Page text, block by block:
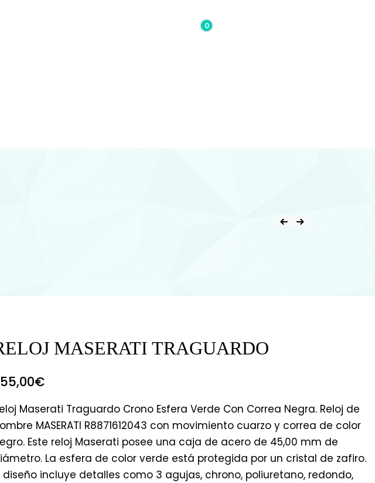
0,00€
0
MASERATI TRAGUARDO
€
Maserati Traguardo Crono Esfera Verde Con Correa Negra. Reloj de
MASERATI R8871612043 con movimiento cuarzo y correa de color
Este reloj Maserati posee una caja de acero de 45,00 mm de
La esfera de color verde está protegida por un cristal de zafiro.
diseño incluye detalles como 3 agujas, chrono, poliuretano, redondo,